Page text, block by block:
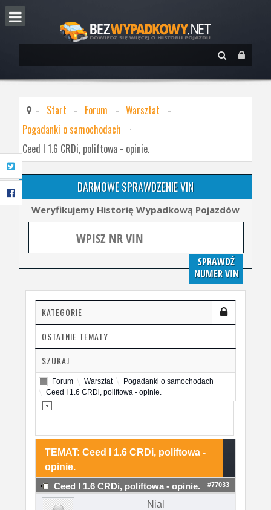
Start Forum
Warsztat
Pogadanki o samochodach
Ceed I 1.6 CRDi, poliftowa - opinie.
DARMOWE SPRAWDZENIE VIN
Weryfikujemy Historię Wypadkową Pojazdów
SPRAWDŹ
NUMER VIN
KATEGORIE
OSTATNIE TEMATY
SZUKAJ
Forum Warsztat
Pogadanki o samochodach
Ceed I 1.6 CRDi, poliftowa - opinie.
TEMAT: Ceed I 1.6 CRDi, poliftowa -
opinie.
Ceed I 1.6 CRDi, poliftowa - opinie. #77033
Nial